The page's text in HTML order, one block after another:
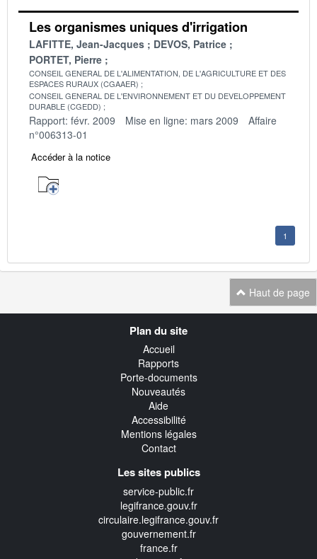
Les organismes uniques d'irrigation
LAFITTE, Jean-Jacques
DEVOS, Patrice
PORTET, Pierre
CONSEIL GENERAL DE L'ALIMENTATION, DE L'AGRICULTURE ET DES
ESPACES RURAUX (CGAAER)
CONSEIL GENERAL DE L'ENVIRONNEMENT ET DU DEVELOPPEMENT
DURABLE (CGEDD)
Rapport: févr. 2009 Mise en ligne: mars 2009
Affaire
n°006313-01
Accéder à la notice
1
Haut de page
Plan du site
Accueil
Rapports
Porte-documents
Nouveautés
Aide
Accessibilité
Mentions légales
Contact
Les sites publics
service-public.fr
legifrance.gouv.fr
circulaire.legifrance.gouv.fr
gouvernement.fr
france.fr